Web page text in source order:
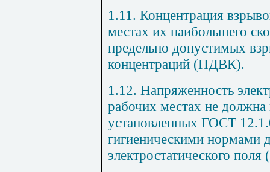
1.11. Концентрация
местах их наибольшего
предельно допустимых
концентраций (ПДВК).
1.12. Напряженность
рабочих местах не
установленных ГОСТ
гигиеническими нормами
электростатического